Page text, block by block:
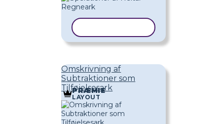
Omskrivning af
Subtraktioner som
Tilføjelsesark
PRÆMIE
LAYOUT